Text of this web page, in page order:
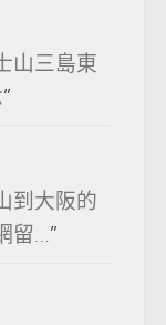
山三島東
”
到大阪的
留…”